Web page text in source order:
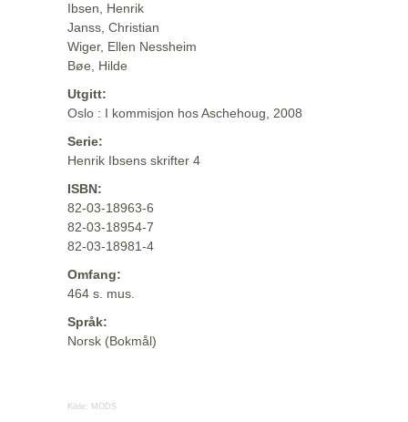
Ibsen, Henrik
Janss, Christian
Wiger, Ellen Nessheim
Bøe, Hilde
Utgitt:
Oslo : I kommisjon hos Aschehoug, 2008
Serie:
Henrik Ibsens skrifter 4
ISBN:
82-03-18963-6
82-03-18954-7
82-03-18981-4
Omfang:
464 s. mus.
Språk:
Norsk (Bokmål)
Kilde: MODS